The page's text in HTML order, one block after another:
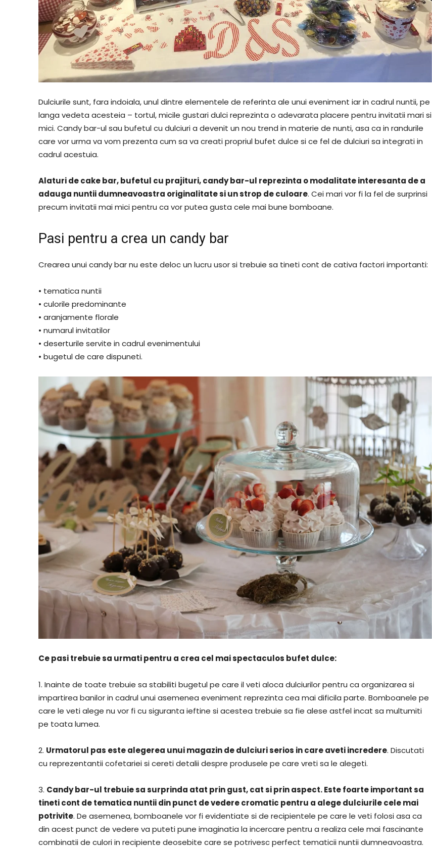
Dulciurile sunt, fara indoiala, unul dintre elementele de referinta ale unui eveniment iar in cadrul nuntii, pe
langa vedeta acesteia – tortul, micile gustari dulci reprezinta o adevarata placere pentru invitatii mari si
mici. Candy bar-ul sau bufetul cu dulciuri a devenit un nou trend in materie de nunti, asa ca in randurile
care vor urma va vom prezenta cum sa va creati propriul bufet dulce si ce fel de dulciuri sa integrati in
cadrul acestuia.
Alaturi de cake bar, bufetul cu prajituri, candy bar-ul reprezinta o modalitate interesanta de a
adauga nuntii dumneavoastra originalitate si un strop de culoare. Cei mari vor fi la fel de surprinsi
precum invitatii mai mici pentru ca vor putea gusta cele mai bune bomboane.
Pasi pentru a crea un candy bar
Crearea unui candy bar nu este deloc un lucru usor si trebuie sa tineti cont de cativa factori importanti:
• tematica nuntii
• culorile predominante
• aranjamente florale
• numarul invitatilor
• deserturile servite in cadrul evenimentului
• bugetul de care dispuneti.
Ce pasi trebuie sa urmati pentru a crea cel mai spectaculos bufet dulce:
1. Inainte de toate trebuie sa stabiliti bugetul pe care il veti aloca dulciurilor pentru ca organizarea si
impartirea banilor in cadrul unui asemenea eveniment reprezinta cea mai dificila parte. Bomboanele pe
care le veti alege nu vor fi cu siguranta ieftine si acestea trebuie sa fie alese astfel incat sa multumiti
pe toata lumea.
2. Urmatorul pas este alegerea unui magazin de dulciuri serios in care aveti incredere. Discutati
cu reprezentantii cofetariei si cereti detalii despre produsele pe care vreti sa le alegeti.
3. Candy bar-ul trebuie sa surprinda atat prin gust, cat si prin aspect. Este foarte important sa
tineti cont de tematica nuntii din punct de vedere cromatic pentru a alege dulciurile cele mai
potrivite. De asemenea, bomboanele vor fi evidentiate si de recipientele pe care le veti folosi asa ca
din acest punct de vedere va puteti pune imaginatia la incercare pentru a realiza cele mai fascinante
combinatii de culori in recipiente deosebite care se potrivesc perfect tematicii nuntii dumneavoastra.